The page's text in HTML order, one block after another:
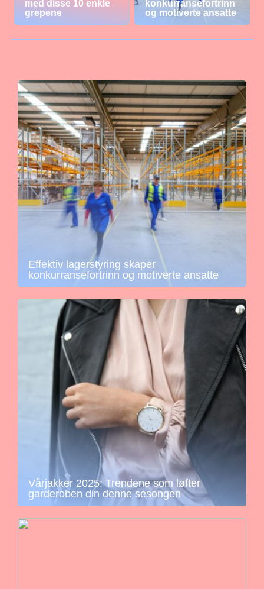
med disse 10 enkle
grepene
konkurransefortrinn
og motiverte ansatte
Effektiv lagerstyring skaper
konkurransefortrinn og motiverte ansatte
Vårjakker 2025: Trendene som løfter
garderoben din denne sesongen